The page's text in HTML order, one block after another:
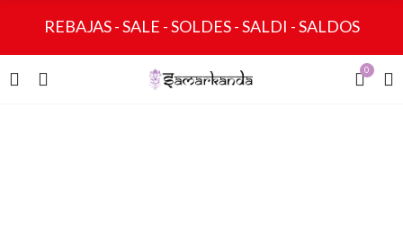
REBAJAS - SALE - SOLDES - SALDI - SALDOS
0